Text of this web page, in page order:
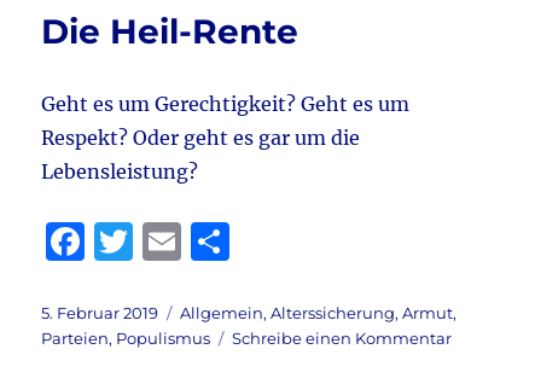
o
k
Leser!
Die Heil-Rente
Geht es um Gerechtigkeit? Geht es um
Respekt? Oder geht es gar um die
Lebensleistung?
F
c
e
T
it
te
E
ai
l
le
n
Veröffentlicht
am
5. Februar 2019 Kategorien
Allgemein,Alterssicherung,Armut,
Parteien, Populismus Schreibe einen Kommentarzu